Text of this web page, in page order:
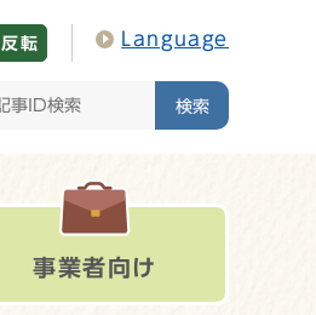
反転 Language
検索
事業者向け